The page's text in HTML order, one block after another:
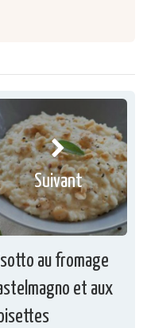
Suivant
au fromage
et aux